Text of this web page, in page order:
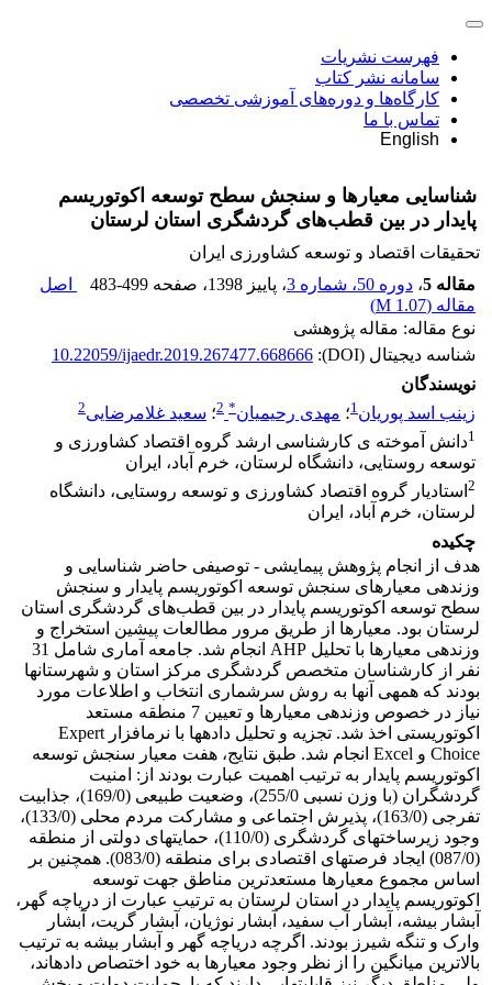
فهرست نشریات
سامانه نشر کتاب
کارگاه‌ها و دوره‌های آموزشی تخصصی
تماس با ما
English
شناسایی معیارها و سنجش سطح توسعه اکوتوریسم
پایدار در بین قطب‌های گردشگری استان لرستان
تحقیقات اقتصاد و توسعه کشاورزی ایران
مقاله 5
، دوره 50، شماره 3 ، پاییز 1398 ، صفحه 483-499
اصل
مقاله (1.07 M
)
نوع مقاله: مقاله پژوهشی
شناسه دیجیتال (DOI):
10.22059/ijaedr.2019.267477.668666
نویسندگان
زینب اسد پوریان1؛ مهدی رحیمیان*
2؛ سعید غلامرضایی2
1دانش آموخته ی کارشناسی ارشد گروه اقتصاد کشاورزی و
توسعه روستایی، دانشگاه لرستان، خرم آباد، ایران
2 استادیار گروه اقتصاد کشاورزی و توسعه روستایی، دانشگاه
لرستان، خرم آباد، ایران
چکیده
هدف از انجام پژوهش پیمایشی - توصیفی حاضر شناسایی و
وزن‏دهی معیارهای سنجش توسعه اکوتوریسم پایدار و سنجش
سطح توسعه اکوتوریسم پایدار در بین قطب‌های گردشگری استان
لرستان بود. معیارها از طریق مرور مطالعات پیشین استخراج و
وزن‏دهی معیارها با تحلیل AHP انجام شد. جامعه آماری شامل 31
نفر از کارشناسان متخصص گردشگری مرکز استان و شهرستان‏ها
بودند که همه‏ی آنها به روش سرشماری انتخاب و اطلاعات مورد
نیاز در خصوص وزن‏دهی معیارها و تعیین 7 منطقه مستعد
اکوتوریستی اخذ شد. تجزیه و تحلیل داده‏ها با نرم‏افزار Expert
Choice و Excel انجام شد. طبق نتایج، هفت معیار سنجش توسعه
اکوتوریسم پایدار به ترتیب اهمیت عبارت بودند از: امنیت
گردشگران (با وزن نسبی 255/0)، وضعیت طبیعی (169/0)، جذابیت
تفرجی (163/0)، پذیرش اجتماعی و مشارکت مردم محلی (133/0)،
وجود زیرساخت‏های گردشگری (110/0)، حمایت‏های دولتی از منطقه
(087/0) ایجاد فرصت‏های اقتصادی برای منطقه (083/0). همچنین بر
اساس مجموع معیارها مستعدترین مناطق جهت توسعه
اکوتوریسم پایدار در استان لرستان به ترتیب عبارت از دریاچه گهر،
آبشار بیشه، آبشار آب سفید، آبشار نوژیان، آبشار گریت، آبشار
وارک و تنگه شیرز بودند. اگرچه دریاچه گهر و آبشار بیشه به ترتیب
بالاترین میانگین را از نظر وجود معیارها به خود اختصاص داده‏اند،